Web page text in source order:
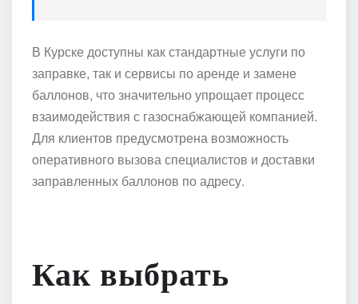
В Курске доступны как стандартные услуги по
заправке, так и сервисы по аренде и замене
баллонов, что значительно упрощает процесс
взаимодействия с газоснабжающей компанией.
Для клиентов предусмотрена возможность
оперативного вызова специалистов и доставки
заправленных баллонов по адресу.
Как выбрать